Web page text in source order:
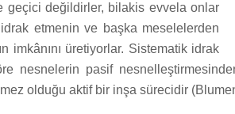
geçici değildirler, bilakis evvela onlar
etmenin ve başka meselelerden
imkânını üretiyorlar. Sistematik idrak
nesnelerin pasif
olduğu aktif bir inşa sürecidir